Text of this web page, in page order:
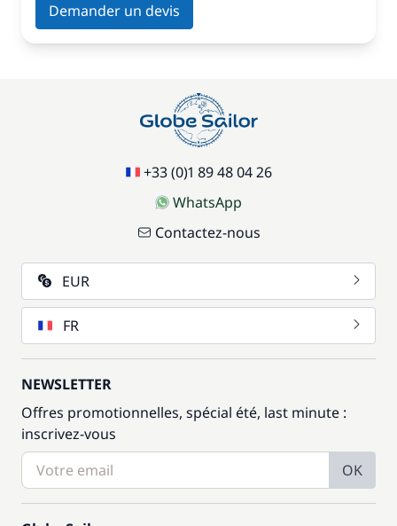
Demander un devis
+33 (0)1 89 48 04 26
WhatsApp
Contactez-nous
EUR
FR
NEWSLETTER
Offres promotionnelles, spécial été, last minute :
inscrivez-vous
OK